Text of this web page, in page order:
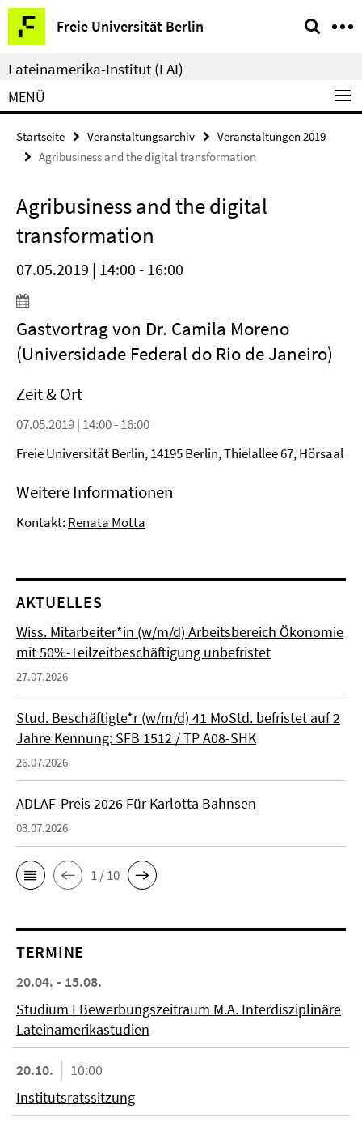
Springe
direkt
zu
Inhalt
Freie Universität Berlin
Service-
Navigation
Lateinamerika-Institut (LAI)
MENÜ
Startseite Veranstaltungsarchiv
Veranstaltungen 2019
Agribusiness and the digital transformation
Agribusiness and the digital
transformation
07.05.2019 | 14:00 - 16:00
Gastvortrag von Dr. Camila Moreno
(Universidade Federal do Rio de Janeiro)
Zeit & Ort
07.05.2019 | 14:00 - 16:00
Freie Universität Berlin, 14195 Berlin, Thielallee 67, Hörsaal
Weitere Informationen
Kontakt: Renata Motta
AKTUELLES
Wiss. Mitarbeiter*in (w/m/d) Arbeitsbereich Ökonomie
mit 50%-Teilzeitbeschäftigung unbefristet
27.07.2026
Stud. Beschäftigte*r (w/m/d) 41 MoStd. befristet auf 2
Jahre Kennung: SFB 1512 / TP A08-SHK
26.07.2026
ADLAF-Preis 2026 Für Karlotta Bahnsen
03.07.2026
1 / 10
TERMINE
20.04. - 15.08.
Studium I Bewerbungszeitraum M.A. Interdisziplinäre
Lateinamerikastudien
20.10.
10:00
Institutsratssitzung